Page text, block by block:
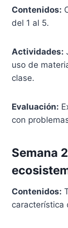
Contenidos:
del 1 al 5.
Actividades:
uso de
clase.
Evaluación:
con
Semana
Contenidos:
característica